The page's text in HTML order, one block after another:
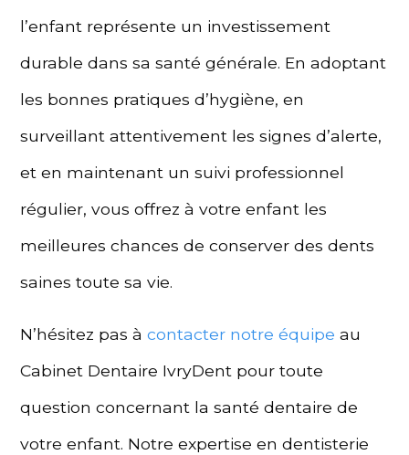
l’enfant représente un investissement
durable dans sa santé générale. En adoptant
les bonnes pratiques d’hygiène, en
surveillant attentivement les signes d’alerte,
et en maintenant un suivi professionnel
régulier, vous offrez à votre enfant les
meilleures chances de conserver des dents
saines toute sa vie.
N’hésitez pas à contacter notre équipe au
Cabinet Dentaire IvryDent pour toute
question concernant la santé dentaire de
votre enfant. Notre expertise en dentisterie